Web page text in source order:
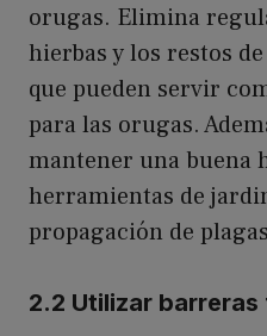
orugas. Elimina
hierbas y los restos
que pueden servir
para las orugas.
mantener una buena
herramientas de
propagación de
2.2 Utilizar barreras